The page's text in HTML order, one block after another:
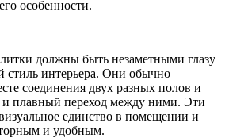
особенности.
должны быть незаметными глазу
стиль интерьера. Они обычно
соединения двух разных полов и
плавный переход между ними. Эти
единство в помещении и
и удобным.